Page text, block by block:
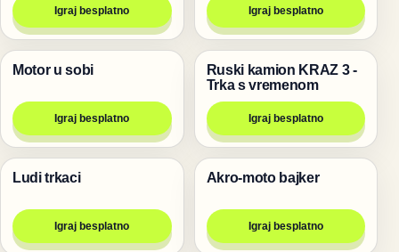
Igraj besplatno Igraj besplatno
Trke
Motor u sobi
Igraj besplatno
Trke
Ruski kamion KRAZ 3 -
Trka s vremenom
Igraj besplatno
Trke
Ludi trkaci
Igraj besplatno
Trke
Akro-moto bajker
Igraj besplatno